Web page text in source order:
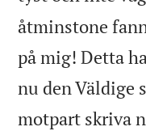
åtminstone
på mig! Detta
nu den Väldige
motpart skriva